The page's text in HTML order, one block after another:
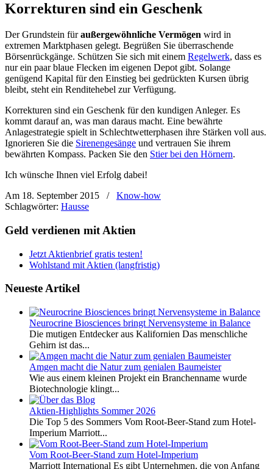
Korrekturen sind ein Geschenk
Der Grundstein füraußergewöhnliche Vermögen wird in
extremen Marktphasen gelegt. Begrüßen Sie überraschende
Börsenrückgänge. Schützen Sie sich mit einem Regelwerk, dass es
nur ein paar blaue Flecken im eigenen Depot gibt. Solange
genügend Kapital für den Einstieg bei gedrückten Kursen übrig
bleibt, steht ein Renditehebel zur Verfügung.
Korrekturen sind ein Geschenk für den kundigen Anleger. Es
kommt darauf an, was man daraus macht. Eine bewährte
Anlagestrategie spielt in Schlechtwetterphasen ihre Stärken voll aus.
Ignorieren Sie die Sirenengesänge und vertrauen Sie ihrem
bewährten Kompass. Packen Sie den Stier bei den Hörnern.
Ich wünsche Ihnen viel Erfolg dabei!
Am 18. September 2015
/
Know-how
Schlagwörter: Hausse
Geld verdienen mit Aktien
Jetzt Aktienbrief gratis testen!
Wohlstand mit Aktien (langfristig)
Neueste Artikel
Neurocrine Biosciences bringt Nervensysteme in Balance
Die mutigen Entdecker aus Kalifornien Das menschliche
Gehirn ist das...
Amgen macht die Natur zum genialen Baumeister
Wie aus einem kleinen Projekt ein Branchenname wurde
Biotechnologie klingt...
Aktien-Highlights Sommer 2026
Die Top 5 des Sommers Vom Root-Beer-Stand zum Hotel-
Imperium Marriott...
Vom Root-Beer-Stand zum Hotel-Imperium
Marriott International Es gibt Unternehmen, die von Anfang